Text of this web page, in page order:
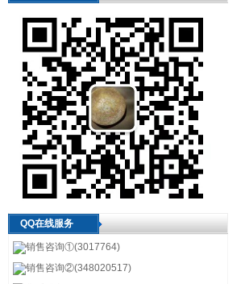
QQ在线服务
销售咨询①(3017764)
销售咨询②(348020517)